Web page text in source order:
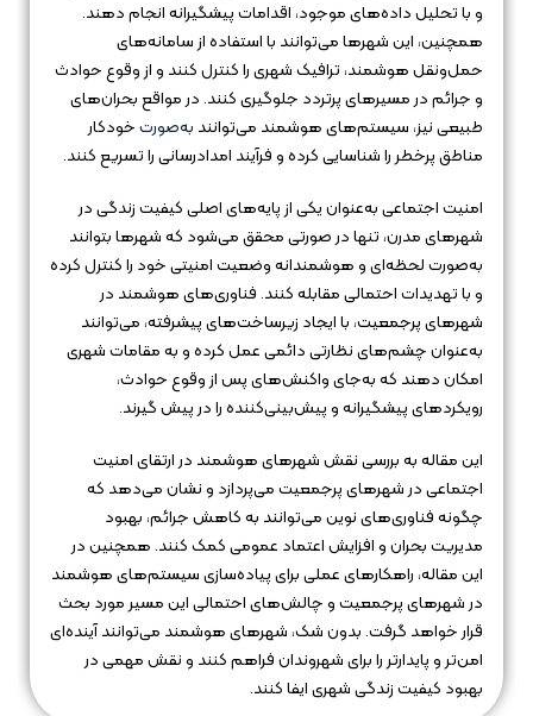
و با تحلیل داده‌های موجود، اقدامات پیشگیرانه انجام دهند.
همچنین، این شهرها می‌توانند با استفاده از سامانه‌های
حمل‌ونقل هوشمند، ترافیک شهری را کنترل کنند و از وقوع حوادث
و جرائم در مسیرهای پرتردد جلوگیری کنند. در مواقع بحران‌های
طبیعی نیز، سیستم‌های هوشمند می‌توانند به‌صورتخودکار
مناطق پرخطر را شناسایی کرده و فرآیند امدادرسانی را تسریع کنند.
امنیت اجتماعی به‌عنوان یکی از پایه‌های اصلی کیفیت زندگی در
شهرهای مدرن، تنها در صورتی محقق می‌شود که شهرها بتوانند
به‌صورت لحظه‌ای و هوشمندانه وضعیت امنیتی خود را کنترل کرده
و با تهدیدات احتمالی مقابله کنند. فناوری‌های هوشمند در
شهرهای پرجمعیت، با ایجاد زیرساخت‌های پیشرفته، می‌توانند
به‌عنوان چشم‌های نظارتی دائمی عمل کرده و به مقامات شهری
امکان دهند که به‌جای واکنش‌های پس از وقوع حوادث،
رویکردهای پیشگیرانه و پیش‌بینی‌کننده را در پیش گیرند.
این مقاله به بررسی نقش شهرهای هوشمند در ارتقای امنیت
اجتماعی در شهرهای پرجمعیت می‌پردازد و نشان می‌دهد که
چگونه فناوری‌های نوین می‌توانند به کاهش جرائم، بهبود
مدیریت بحران و افزایش اعتماد عمومی کمک کنند. همچنین در
این مقاله، راهکارهای عملی برای پیاده‌سازی سیستم‌های هوشمند
در شهرهای پرجمعیت و چالش‌های احتمالی این مسیر مورد بحث
قرار خواهد گرفت. بدون شک، شهرهای هوشمند می‌توانند آینده‌ای
امن‌تر و پایدارتر را برای شهروندان فراهم کنند و نقش مهمی در
بهبود کیفیت زندگی شهری ایفا کنند.